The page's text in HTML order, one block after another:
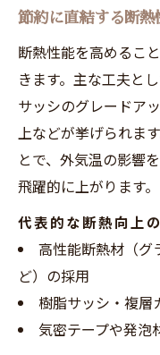
節約に直結する断
断熱性能を高めるこ
きます。主な工夫と
サッシのグレードア
上などが挙げられま
とで、外気温の影響
飛躍的に上がります。
代表的な断熱向上
高性能断熱材（グ
ど）の採用
樹脂サッシ・複層
気密テープや発泡